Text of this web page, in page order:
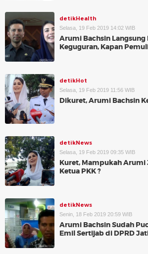
detikHealth
Selasa, 19 Feb 2019 14:02 WIB
Arumi Bachsin
Keguguran, Kapan
detikHot
Selasa, 19 Feb 2019 11:56 WIB
Dikuret, Arumi Bachsin
detikNews
Selasa, 19 Feb 2019 09:35 WIB
Kuret, Mampukah Arumi
Ketua PKK ?
detikNews
Senin, 18 Feb 2019 20:59 WIB
Arumi Bachsin Sudah
Emil Sertijab di DPRD